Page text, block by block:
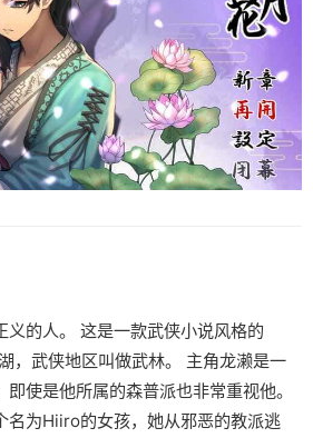
义的人。 这是一款武侠小说风格的
，武侠地区叫做武林。 主角龙濑是一
使是他所属的森普派也非常重视他。
名为Hiiro的女孩，她从邪恶的教派逃